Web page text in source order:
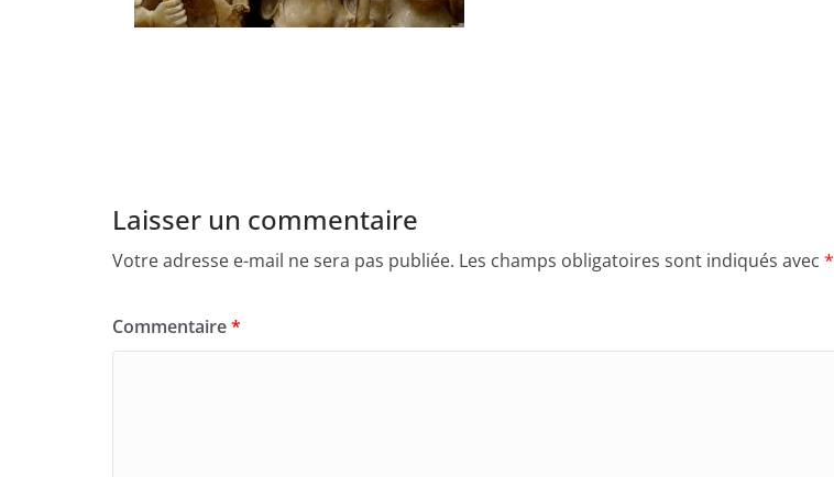
Laisser un commentaire
Votre adresse e-mail ne sera pas publiée. Les champs obligatoires sont indiqués avec *
Commentaire*